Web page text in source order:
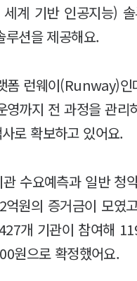
계 기반 인공지능)
션을 제공해요.
폼 런웨이(Runway)
까지 전 과정을 관리
로 확보하고 있어요.
수요예측과 일반
억원의 증거금이 모였
개 기관이 참여해
원으로 확정했어요.